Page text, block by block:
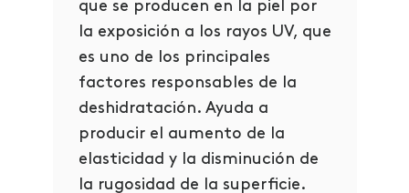
que se producen en la piel por
la exposición a los rayos UV, que
es uno de los principales
factores responsables de la
deshidratación. Ayuda a
producir el aumento de la
elasticidad y la disminución de
la rugosidad de la superficie.